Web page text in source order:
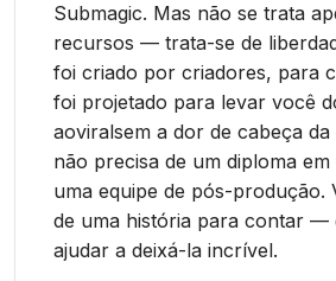
Submagic. Mas não se trata
recursos — trata-se de
foi criado por criadores, para
foi projetado para levar você
aoviralsem a dor de cabeça da
não precisa de um diploma em
uma equipe de pós-produção.
de uma história para contar —
ajudar a deixá-la incrível.